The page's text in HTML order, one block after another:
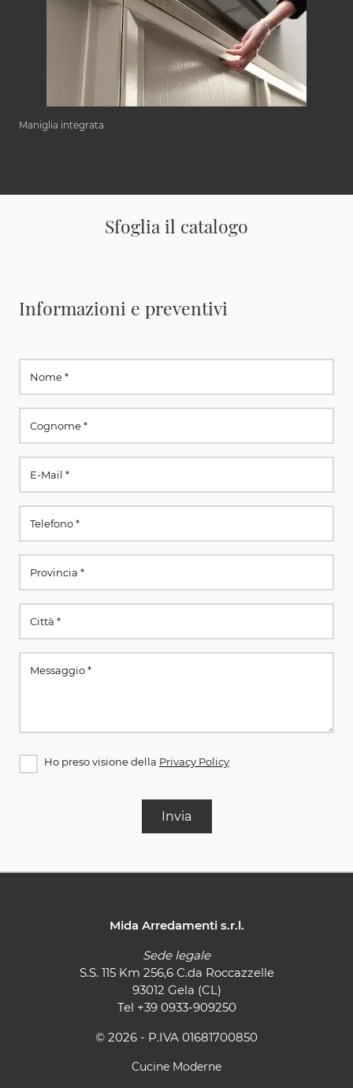
Maniglia integrata
Sfoglia il catalogo
Informazioni e preventivi
Ho preso visione della Privacy Policy
Invia
Mida Arredamenti s.r.l.
Sede legale
S.S. 115 Km 256,6 C.da Roccazzelle
93012 Gela (CL)
Tel +39 0933-909250
© 2026 - P.IVA 01681700850
Cucine Moderne